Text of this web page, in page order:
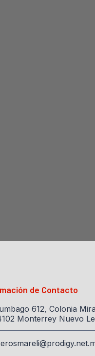
de Contacto
612, Colonia
Monterrey Nuevo